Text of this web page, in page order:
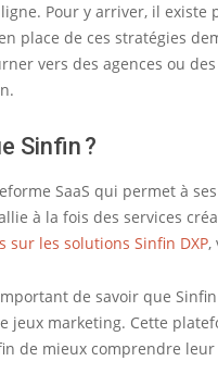
Pour y arriver, il
place de ces stratégies
vers des agences ou
Sinfin ?
SaaS qui permet à
à la fois des services
sur les solutions Sinfin DXP,
de savoir que
jeux marketing. Cette
de mieux comprendre